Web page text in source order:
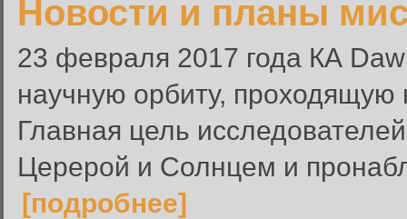
Новости и планы
23 февраля 2017 года КА
научную орбиту,
Главная цель
Церерой и Солнцем и
[подробнее]